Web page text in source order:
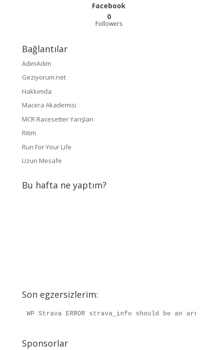
Facebook
0
Followers
Bağlantılar
AdımAdım
Geziyorum.net
Hakkımda
Macera Akademisi
MCR Racesetter Yarışları
Ritim
Run For Your Life
Uzun Mesafe
Bu hafta ne yaptım?
Son egzersizlerim:
WP Strava ERROR strava_info should be an
Sponsorlar